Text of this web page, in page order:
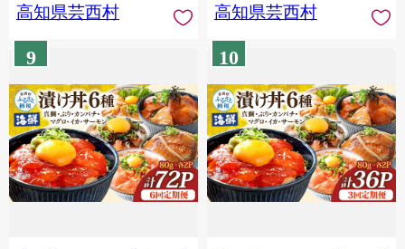
高知県芸西村
高知県芸西村
9 10